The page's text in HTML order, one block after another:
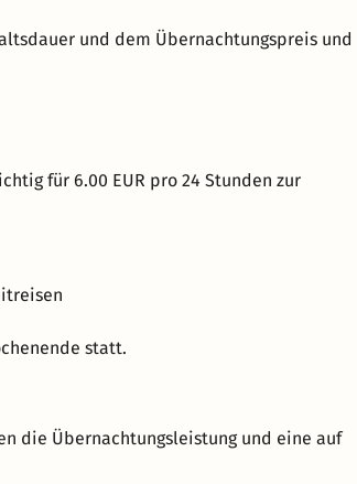
und dem Übernachtungspreis und
für 6.00 EUR pro 24 Stunden zur
statt.
die Übernachtungsleistung und eine auf